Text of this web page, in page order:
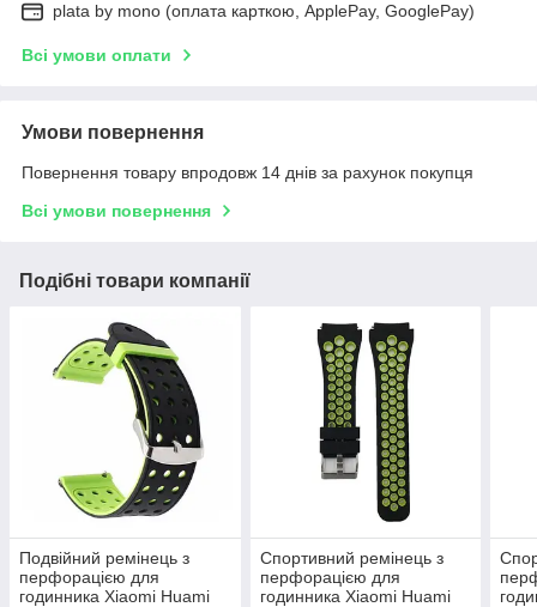
plata by mono (оплата карткою, ApplePay, GooglePay)
Всі умови оплати
Умови повернення
Повернення товару впродовж 14 днів за рахунок покупця
Всі умови повернення
Подібні товари компанії
Подвійний ремінець з
перфорацією для
годинника Xiaomi Huami
Спортивний ремінець з
перфорацією для
годинника Xiaomi Huami